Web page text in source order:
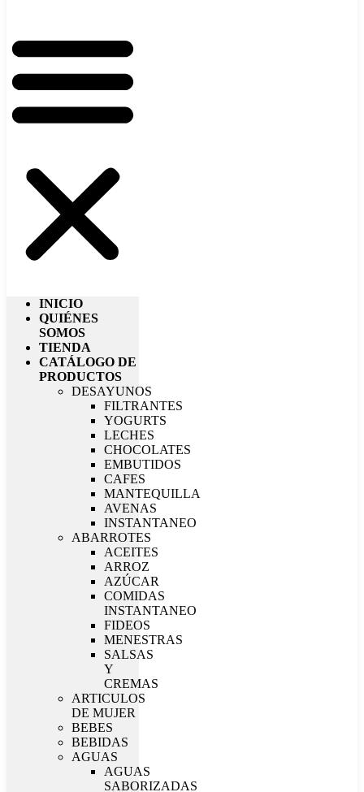
INICIO
QUIÉNES
SOMOS
TIENDA
CATÁLOGO DE
PRODUCTOS
DESAYUNOS
FILTRANTES
YOGURTS
LECHES
CHOCOLATES
EMBUTIDOS
CAFES
MANTEQUILLA
AVENAS
INSTANTANEO
ABARROTES
ACEITES
ARROZ
AZÚCAR
COMIDAS
INSTANTANEO
FIDEOS
MENESTRAS
SALSAS
Y
CREMAS
ARTICULOS
DE MUJER
BEBES
BEBIDAS
AGUAS
AGUAS
SABORIZADAS